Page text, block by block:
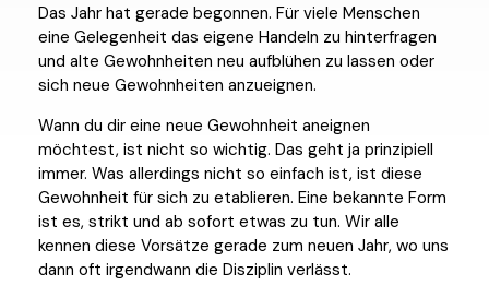
Das Jahr hat gerade begonnen. Für viele Menschen
eine Gelegenheit das eigene Handeln zu hinterfragen
und alte Gewohnheiten neu aufblühen zu lassen oder
sich neue Gewohnheiten anzueignen.
Wann du dir eine neue Gewohnheit aneignen
möchtest, ist nicht so wichtig. Das geht ja prinzipiell
immer. Was allerdings nicht so einfach ist, ist diese
Gewohnheit für sich zu etablieren. Eine bekannte Form
ist es, strikt und ab sofort etwas zu tun. Wir alle
kennen diese Vorsätze gerade zum neuen Jahr, wo uns
dann oft irgendwann die Disziplin verlässt.